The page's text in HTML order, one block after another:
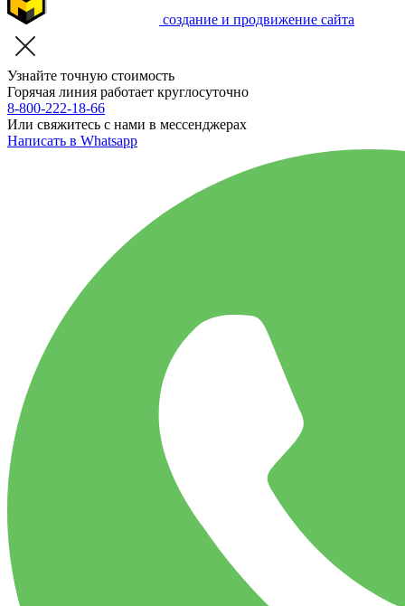
создание и продвижение сайта
Узнайте точную стоимость
Горячая линия работает круглосуточно
8-800-222-18-66
Или свяжитесь с нами в мессенджерах
Написать в Whatsapp